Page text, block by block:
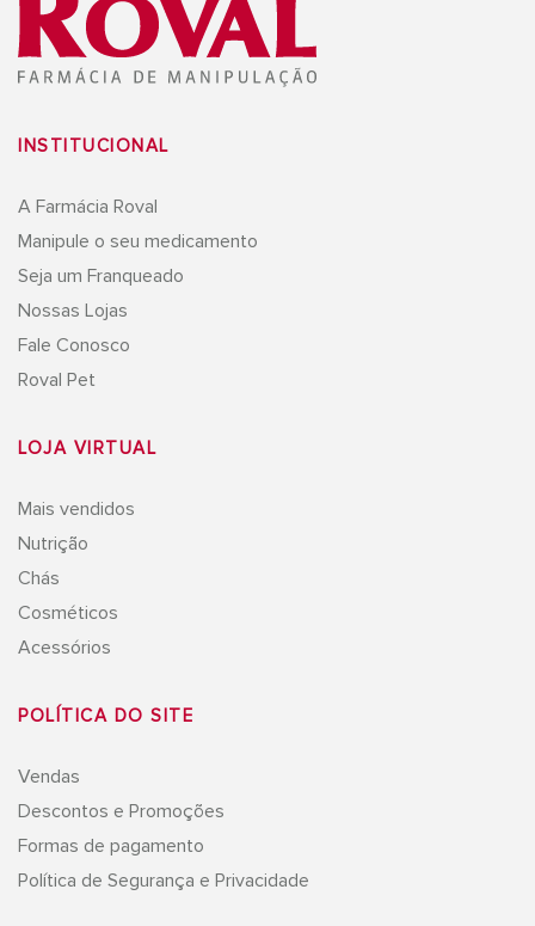
INSTITUCIONAL
A Farmácia Roval
Manipule o seu medicamento
Seja um Franqueado
Nossas Lojas
Fale Conosco
Roval Pet
LOJA VIRTUAL
Mais vendidos
Nutrição
Chás
Cosméticos
Acessórios
POLÍTICA DO SITE
Vendas
Descontos e Promoções
Formas de pagamento
Política de Segurança e Privacidade